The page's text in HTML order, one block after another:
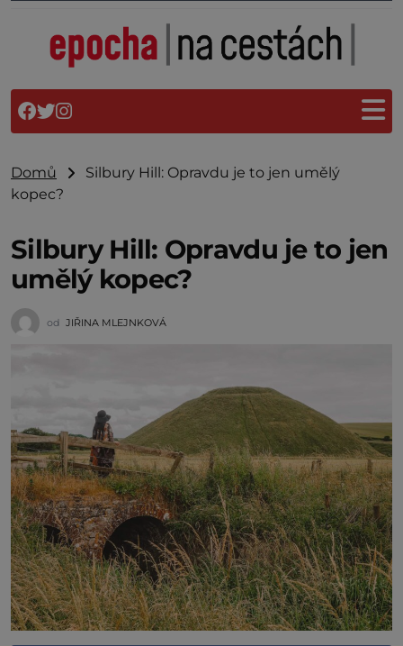
Domů
Silbury Hill: Opravdu je to jen umělý
kopec?
Silbury Hill: Opravdu je to jen
umělý kopec?
od JIŘINA MLEJNKOVÁ